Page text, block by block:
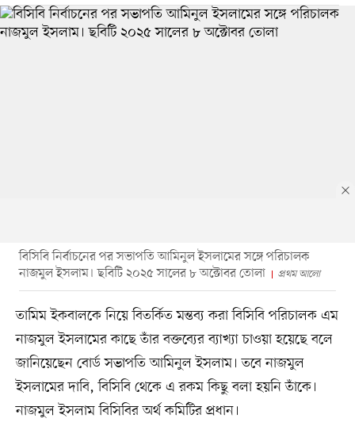
বিসিবি নির্বাচনের পর সভাপতি আমিনুল ইসলামের সঙ্গে পরিচালক
নাজমুল ইসলাম। ছবিটি ২০২৫ সালের ৮ অক্টোবর তোলা
প্রথম আলো
তামিম ইকবালকে নিয়ে বিতর্কিত মন্তব্য করা বিসিবি পরিচালক এম
নাজমুল ইসলামের কাছে তাঁর বক্তব্যের ব্যাখ্যা চাওয়া হয়েছে বলে
জানিয়েছেন বোর্ড সভাপতি আমিনুল ইসলাম। তবে নাজমুল
ইসলামের দাবি, বিসিবি থেকে এ রকম কিছু বলা হয়নি তাঁকে।
নাজমুল ইসলাম বিসিবির অর্থ কমিটির প্রধান।